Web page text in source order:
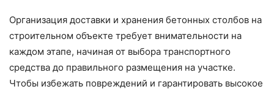
Организация доставки и хранения бетонных столбов на
строительном объекте требует внимательности на
каждом этапе, начиная от выбора транспортного
средства до правильного размещения на участке.
Чтобы избежать повреждений и гарантировать высокое